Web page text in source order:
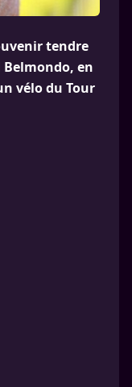
tendre
Belmondo, en
vélo du Tour